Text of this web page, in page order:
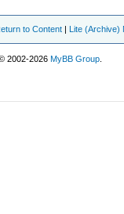
to Content | Lite (Archive)
© 2002-2026MyBB Group